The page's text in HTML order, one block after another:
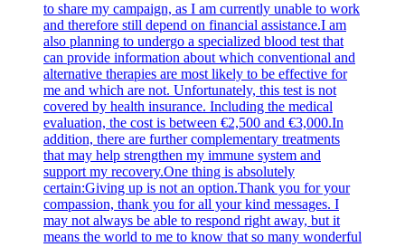
to share my campaign, as I am currently unable to work
and therefore still depend on financial assistance.I am
also planning to undergo a specialized blood test that
can provide information about which conventional and
alternative therapies are most likely to be effective for
me and which are not. Unfortunately, this test is not
covered by health insurance. Including the medical
evaluation, the cost is between €2,500 and €3,000.In
addition, there are further complementary treatments
that may help strengthen my immune system and
support my recovery.One thing is absolutely
certain:Giving up is not an option.Thank you for your
compassion, thank you for all your kind messages. I
may not always be able to respond right away, but it
means the world to me to know that so many wonderful